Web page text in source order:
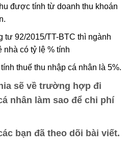
được tính từ doanh thu khoán
tư 92/2015/TT-BTC thì ngành
nhà có tỷ lệ % tính
thuế thu nhập cá nhân là 5%.
sẽ về trường hợp đi
nhân làm sao để chi phí
bạn đã theo dõi bài viết.